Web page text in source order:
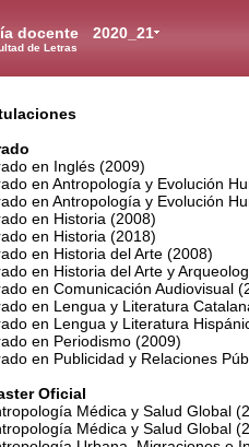
2020_21
docente
de Letras
en Inglés (2009)
en Antropología y Evolución
en Antropología y Evolución
en Historia (2008)
en Historia (2018)
en Historia del Arte (2008)
en Historia del Arte y
en Comunicación Audiovisual
en Lengua y Literatura
en Lengua y Literatura
en Periodismo (2009)
en Publicidad y Relaciones
Oficial
Médica y Salud Global
Médica y Salud Global